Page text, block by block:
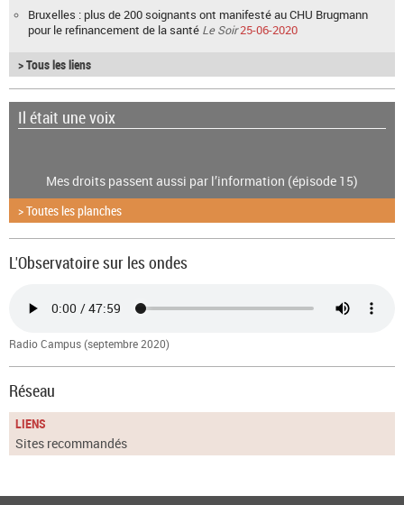
Bruxelles : plus de 200 soignants ont manifesté au CHU Brugmann
pour le refinancement de la santé Le Soir25-06-2020
> Tous les liens
Il était une voix
Mes droits passent aussi par l’information (épisode 15)
> Toutes les planches
L'Observatoire sur les ondes
Radio Campus (septembre 2020)
Réseau
LIENS
Sites recommandés